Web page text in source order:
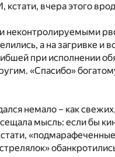
вчера этого
неконтролируемыми
а на загривке и
при исполнении
«Спасибо»
немало – как
мысль: если бы